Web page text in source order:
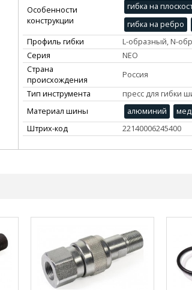
Особенности
конструкции
гибка на
гибка на ребро
Профиль гибки
L-образный, N-
Серия
NEO
Страна
происхождения
Россия
Тип инструмента
пресс для гибки
Материал шины
алюминий
Штрих-код
22140006245400